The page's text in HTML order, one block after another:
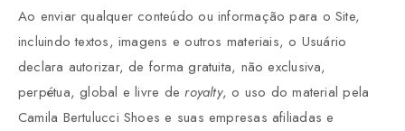
Ao enviar qualquer conteúdo ou informação para o Site,
incluindo textos, imagens e outros materiais, o Usuário
declara autorizar, de forma gratuita, não exclusiva,
perpétua, global e livre deroyalty, o uso do material pela
Camila Bertulucci Shoes e suas empresas afiliadas e